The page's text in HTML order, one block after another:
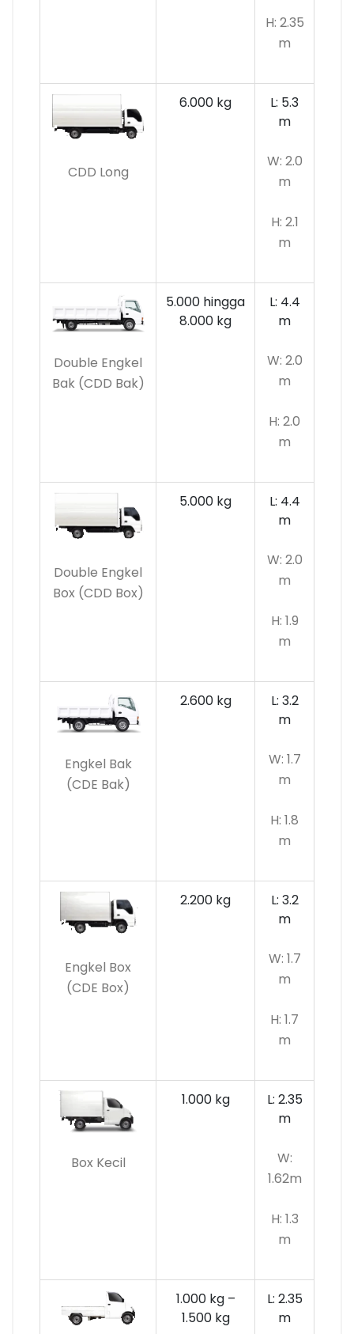
H: 2.35
m
CDD Long
6.000 kg
L: 5.3
m
W: 2.0
m
H: 2.1
m
Double Engkel
Bak (CDD Bak)
5.000 hingga
8.000 kg
L: 4.4
m
W: 2.0
m
H: 2.0
m
Double Engkel
Box (CDD Box)
5.000 kg
L: 4.4
m
W: 2.0
m
H: 1.9
m
Engkel Bak
(CDE Bak)
2.600 kg
L: 3.2
m
W: 1.7
m
H: 1.8
m
Engkel Box
(CDE Box)
2.200 kg
L: 3.2
m
W: 1.7
m
H: 1.7
m
Box Kecil
1.000 kg
L: 2.35
m
W:
1.62m
H: 1.3
m
1.000 kg –
1.500 kg
L: 2.35
m